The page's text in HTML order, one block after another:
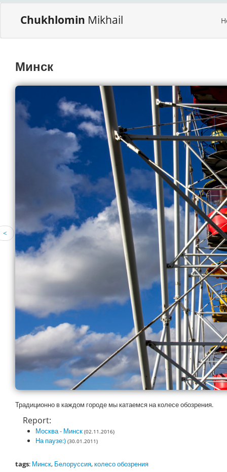
Chukhlomin Mikhail
Минск
<
Традиционно в каждом городе мы катаемся на колесе обозрения.
Report:
Москва - Минск (02.11.2016)
На паузе:) (30.01.2011)
tags: Минск, Белоруссия,колесо обозрения